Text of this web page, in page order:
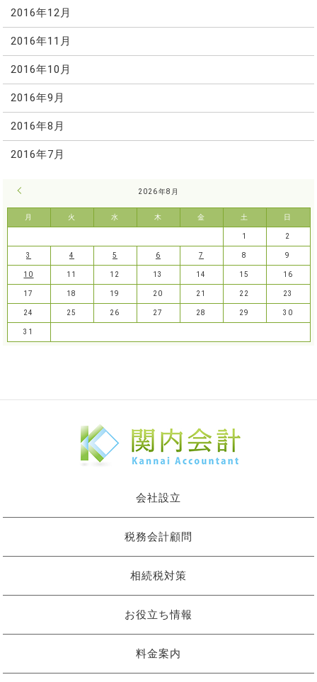
2016年12月
2016年11月
2016年10月
2016年9月
2016年8月
2016年7月
2026年8月
月 火 水 木 金 土 日
1 2
3 4 5 6 7 8 9
10 11 12 13 14 15 16
17 18 19 20 21 22 23
24 25 26 27 28 29 30
31
会社設立
税務会計顧問
相続税対策
お役立ち情報
料金案内